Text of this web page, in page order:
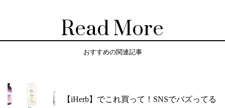
Read More
おすすめの関連記事
【iHerb】でこれ買って！SNSでバズってる